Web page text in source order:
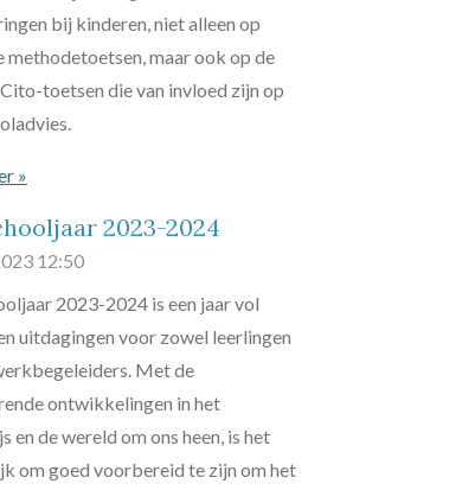
bij kinderen, niet alleen op
methodetoetsen, maar ook op de
toetsen die van invloed zijn op
»
2023-2024
12:50
2023-2024 is een jaar vol
uitdagingen voor zowel leerlingen
Met de
ontwikkelingen in het
en de wereld om ons heen, is het
om goed voorbereid te zijn om het